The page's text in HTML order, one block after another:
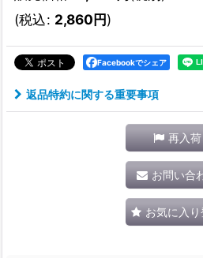
(税込: 2,860円)
Facebookでシェア
返品特約に関する重要事項
再入荷
お問い合
お気に入